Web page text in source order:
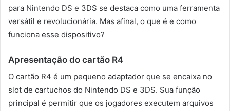
para Nintendo DS e 3DS se destaca como uma ferramenta
versátil e revolucionária. Mas afinal, o que é e como
funciona esse dispositivo?
Apresentação do cartão R4
O cartão R4 é um pequeno adaptador que se encaixa no
slot de cartuchos do Nintendo DS e 3DS. Sua função
principal é permitir que os jogadores executem arquivos